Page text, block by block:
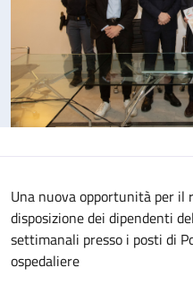
Una nuova opportunità per il
disposizione dei dipendenti
settimanali presso i posti di
ospedaliere